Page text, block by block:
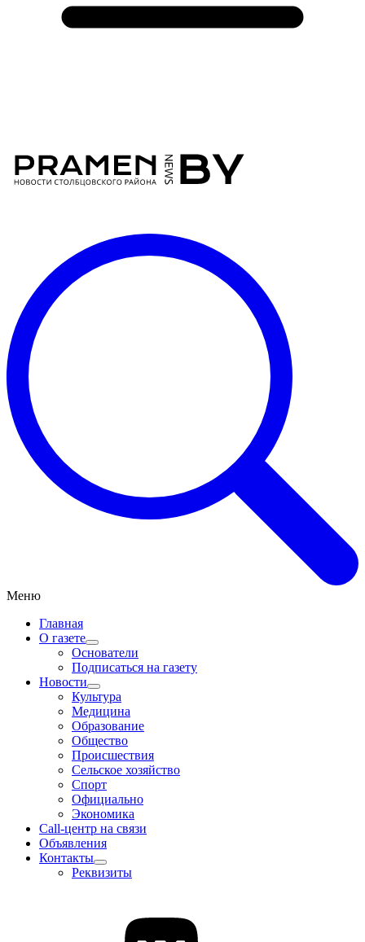
Меню
Главная
О газете
Основатели
Подписаться на газету
Новости
Культура
Медицина
Образование
Общество
Происшествия
Сельское хозяйство
Спорт
Официально
Экономика
Call-центр на связи
Объявления
Контакты
Реквизиты